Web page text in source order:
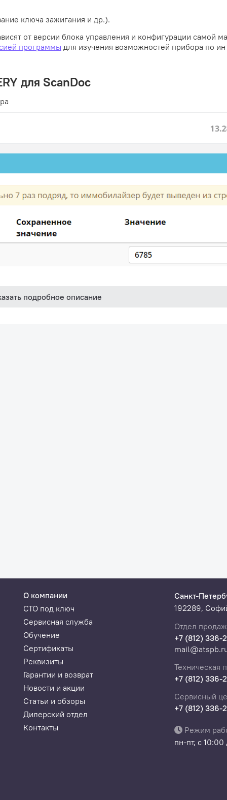
ключа зажигания и др.).
от версии блока управления и конфигурации самой
программы для изучения возможностей прибора по
для ScanDoc
подробное описание
О компании
СТО под ключ
Сервисная служба
Обучение
Сертификаты
Реквизиты
Гарантии и возврат
Новости и акции
Статьи и обзоры
Дилерский отдел
Контакты
Санкт-
192289,
Отдел продаж
+7 (812) 336-
Техническая
+7 (812) 336-
Сервисный
+7 (812) 336-
Режим
пн-пт, с 10:00